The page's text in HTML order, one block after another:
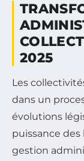
2025
Les
dans un
évolutions
puissance des
gestion